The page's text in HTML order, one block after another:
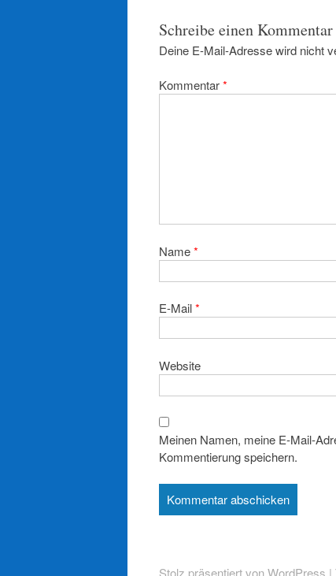
Schreibe einen Kommentar
Deine E-Mail-Adresse wird nicht
Kommentar*
Name*
E-Mail*
Website
Meinen Namen, meine E-Mail-
Kommentierung speichern.
Stolz präsentiert von WordPress |